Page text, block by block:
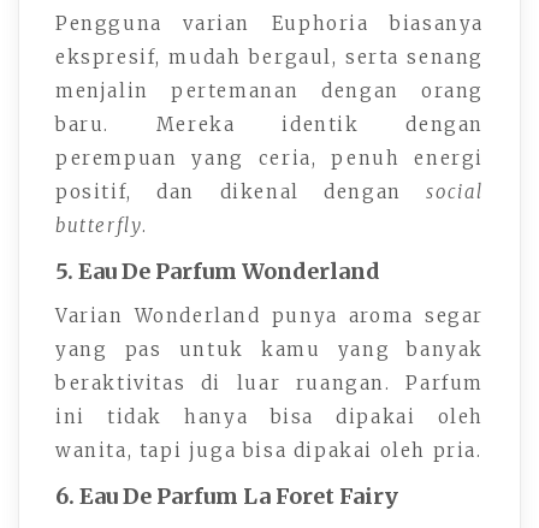
Pengguna varian Euphoria biasanya
ekspresif, mudah bergaul, serta senang
menjalin pertemanan dengan orang
baru. Mereka identik dengan
perempuan yang ceria, penuh energi
positif, dan dikenal dengansocial
butterfly.
5. Eau De Parfum Wonderland
Varian Wonderland punya aroma segar
yang pas untuk kamu yang banyak
beraktivitas di luar ruangan. Parfum
ini tidak hanya bisa dipakai oleh
wanita, tapi juga bisa dipakai oleh pria.
6. Eau De Parfum La Foret Fairy